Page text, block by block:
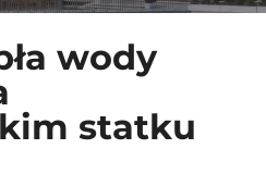
wody
statku